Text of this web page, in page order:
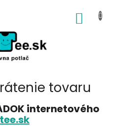
tovaru
internetového